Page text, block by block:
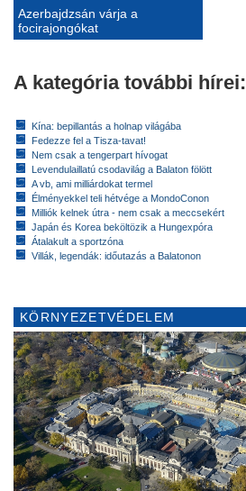
Azerbajdzsán várja a
focirajongókat
A kategória további hírei:
Kína: bepillantás a holnap világába
Fedezze fel a Tisza-tavat!
Nem csak a tengerpart hívogat
Levendulaillatú csodavilág a Balaton fölött
A vb, ami milliárdokat termel
Élményekkel teli hétvége a MondoConon
Milliók kelnek útra - nem csak a meccsekért
Japán és Korea beköltözik a Hungexpóra
Átalakult a sportzóna
Villák, legendák: időutazás a Balatonon
KÖRNYEZETVÉDELEM